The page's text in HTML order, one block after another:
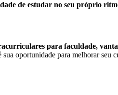
de estudar no seu próprio
para faculdade,
sua oportunidade para melhorar seu